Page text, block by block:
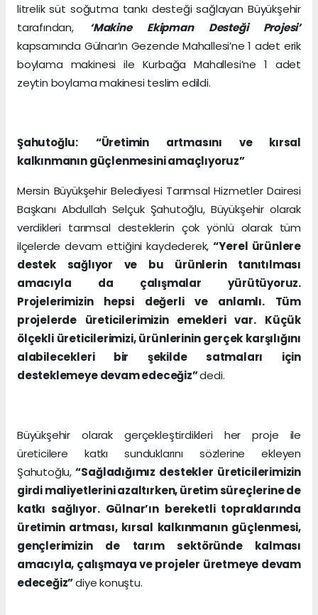
litrelik süt soğutma tankı desteği sağlayan Büyükşehir
tarafından, ‘Makine Ekipman Desteği Projesi’
kapsamında Gülnar’ın Gezende Mahallesi’ne 1 adet erik
boylama makinesi ile Kurbağa Mahallesi’ne 1 adet
zeytin boylama makinesi teslim edildi.
Şahutoğlu:
“Üretimin artmasını ve kırsal
kalkınmanın güçlenmesini amaçlıyoruz”
Mersin Büyükşehir Belediyesi Tarımsal Hizmetler Dairesi
Başkanı Abdullah Selçuk Şahutoğlu, Büyükşehir olarak
verdikleri tarımsal desteklerin çok yönlü olarak tüm
ilçelerde devam ettiğini kaydederek,“Yerel ürünlere
destek sağlıyor ve bu ürünlerin tanıtılması
amacıyla da çalışmalar yürütüyoruz.
Projelerimizin hepsi değerli ve anlamlı. Tüm
projelerde üreticilerimizin emekleri var.
Küçük
ölçekli üreticilerimizi, ürünlerinin gerçek karşılığını
alabilecekleri bir şekilde satmaları için
desteklemeye devam edeceğiz”dedi.
Büyükşehir olarak gerçekleştirdikleri her proje ile
üreticilere katkı sunduklarını sözlerine ekleyen
Şahutoğlu, “Sağladığımız destekler üreticilerimizin
girdi maliyetlerini azaltırken, üretim süreçlerine de
katkı sağlıyor. Gülnar’ın bereketli topraklarında
üretimin artması, kırsal kalkınmanın güçlenmesi,
gençlerimizin de tarım sektöründe kalması
amacıyla, çalışmaya ve projeler üretmeye devam
edeceğiz”diye konuştu.